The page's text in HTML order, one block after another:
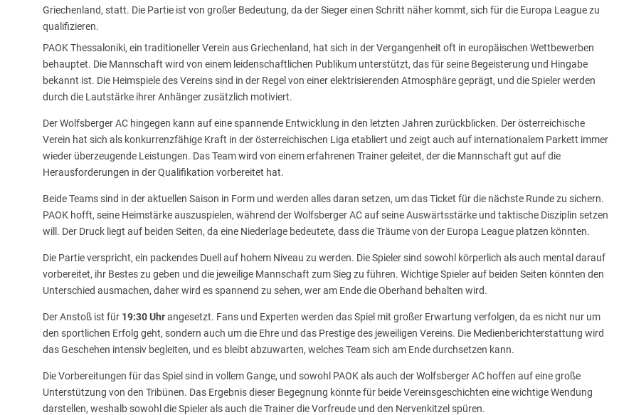
Griechenland, statt. Die Partie ist von großer Bedeutung, da der Sieger einen Schritt näher kommt, sich für die Europa League zu
qualifizieren.
PAOK Thessaloniki, ein traditioneller Verein aus Griechenland, hat sich in der Vergangenheit oft in europäischen Wettbewerben
behauptet. Die Mannschaft wird von einem leidenschaftlichen Publikum unterstützt, das für seine Begeisterung und Hingabe
bekannt ist. Die Heimspiele des Vereins sind in der Regel von einer elektrisierenden Atmosphäre geprägt, und die Spieler werden
durch die Lautstärke ihrer Anhänger zusätzlich motiviert.
Der Wolfsberger AC hingegen kann auf eine spannende Entwicklung in den letzten Jahren zurückblicken. Der österreichische
Verein hat sich als konkurrenzfähige Kraft in der österreichischen Liga etabliert und zeigt auch auf internationalem Parkett immer
wieder überzeugende Leistungen. Das Team wird von einem erfahrenen Trainer geleitet, der die Mannschaft gut auf die
Herausforderungen in der Qualifikation vorbereitet hat.
Beide Teams sind in der aktuellen Saison in Form und werden alles daran setzen, um das Ticket für die nächste Runde zu sichern.
PAOK hofft, seine Heimstärke auszuspielen, während der Wolfsberger AC auf seine Auswärtsstärke und taktische Disziplin setzen
will. Der Druck liegt auf beiden Seiten, da eine Niederlage bedeutete, dass die Träume von der Europa League platzen könnten.
Die Partie verspricht, ein packendes Duell auf hohem Niveau zu werden. Die Spieler sind sowohl körperlich als auch mental darauf
vorbereitet, ihr Bestes zu geben und die jeweilige Mannschaft zum Sieg zu führen. Wichtige Spieler auf beiden Seiten könnten den
Unterschied ausmachen, daher wird es spannend zu sehen, wer am Ende die Oberhand behalten wird.
Der Anstoß ist für 19:30 Uhrangesetzt. Fans und Experten werden das Spiel mit großer Erwartung verfolgen, da es nicht nur um
den sportlichen Erfolg geht, sondern auch um die Ehre und das Prestige des jeweiligen Vereins. Die Medienberichterstattung wird
das Geschehen intensiv begleiten, und es bleibt abzuwarten, welches Team sich am Ende durchsetzen kann.
Die Vorbereitungen für das Spiel sind in vollem Gange, und sowohl PAOK als auch der Wolfsberger AC hoffen auf eine große
Unterstützung von den Tribünen. Das Ergebnis dieser Begegnung könnte für beide Vereinsgeschichten eine wichtige Wendung
darstellen, weshalb sowohl die Spieler als auch die Trainer die Vorfreude und den Nervenkitzel spüren.